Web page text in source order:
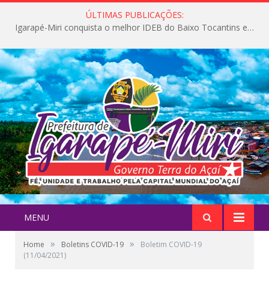
ÚLTIMAS PUBLICAÇÕES:
Igarapé-Miri conquista o melhor IDEB do Baixo Tocantins e avança na qualidade da educação pública
MENU
Home » Boletins COVID-19 »
Boletim COVID-19
(11/04/2021)